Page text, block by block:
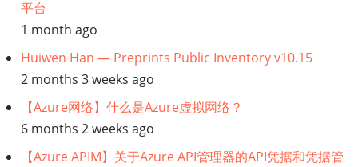
合
规】
Github
Copilot
平台
1 month ago
Huiwen Han — Preprints Public Inventory v10.15
2 months 3 weeks ago
【Azure网络】什么是Azure虚拟网络？
6 months 2 weeks ago
【Azure APIM】关于Azure API管理器的API凭据和凭据管